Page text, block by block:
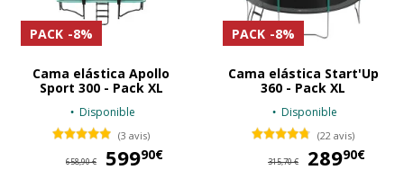
PACK -8%
Cama elástica Apollo
Sport 300 - Pack XL
Disponible
(3 avis)
658,90 € 59990€
PACK -8%
Cama elástica Start'Up
360 - Pack XL
Disponible
(22 avis)
315,70 € 28990€